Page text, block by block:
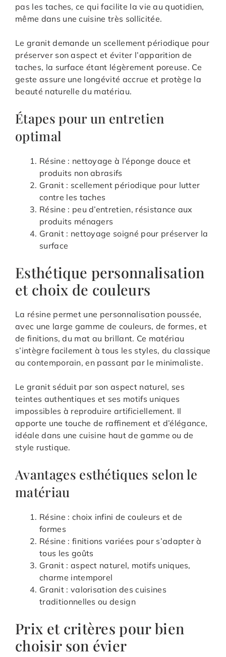
pas les taches, ce qui facilite la vie au quotidien,
même dans une cuisine très sollicitée.
Le granit demande un scellement périodique pour
préserver son aspect et éviter l’apparition de
taches, la surface étant légèrement poreuse. Ce
geste assure une longévité accrue et protège la
beauté naturelle du matériau.
Étapes pour un entretien
optimal
Résine : nettoyage à l’éponge douce et
produits non abrasifs
Granit : scellement périodique pour lutter
contre les taches
Résine : peu d’entretien, résistance aux
produits ménagers
Granit : nettoyage soigné pour préserver la
surface
Esthétique personnalisation
et choix de couleurs
La résine permet une personnalisation poussée,
avec une large gamme de couleurs, de formes, et
de finitions, du mat au brillant. Ce matériau
s’intègre facilement à tous les styles, du classique
au contemporain, en passant par le minimaliste.
Le granit séduit par son aspect naturel, ses
teintes authentiques et ses motifs uniques
impossibles à reproduire artificiellement. Il
apporte une touche de raffinement et d’élégance,
idéale dans une cuisine haut de gamme ou de
style rustique.
Avantages esthétiques selon le
matériau
Résine : choix infini de couleurs et de
formes
Résine : finitions variées pour s’adapter à
tous les goûts
Granit : aspect naturel, motifs uniques,
charme intemporel
Granit : valorisation des cuisines
traditionnelles ou design
Prix et critères pour bien
choisir son évier